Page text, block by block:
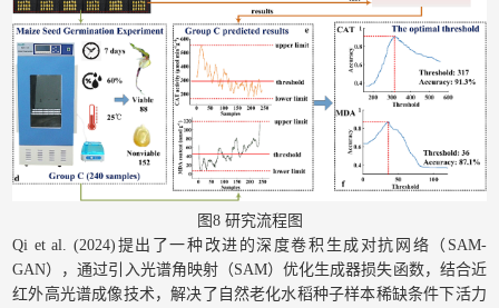
图8 研究流程图
Qi et al. (2024)提出了一种改进的深度卷积生成对抗网络（SAM-
GAN），通过引入光谱角映射（SAM）优化生成器损失函数，结合近
红外高光谱成像技术，解决了自然老化水稻种子样本稀缺条件下活力